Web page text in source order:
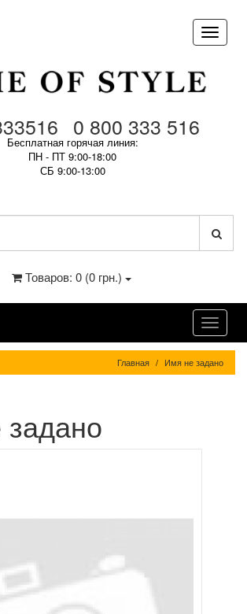
0 800 333 516
Бесплатная горячая линия:
ПН - ПТ 9:00-18:00
СБ 9:00-13:00
Товаров: 0 (0 грн.)
Главная Имя не задано